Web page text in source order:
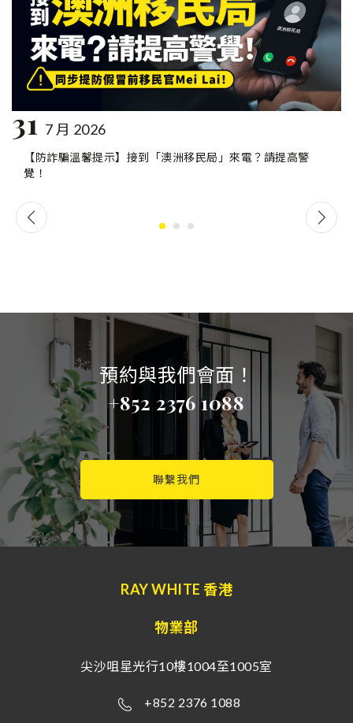
31 7 月 2026
【防詐騙溫馨提示】接到「澳洲移民局」來電？請提高警
覺！
預約與我們會面！
+852 2376 1088
聯繫我們
RAY WHITE 香港
物業部
尖沙咀星光行10樓1004至1005室
+852 2376 1088